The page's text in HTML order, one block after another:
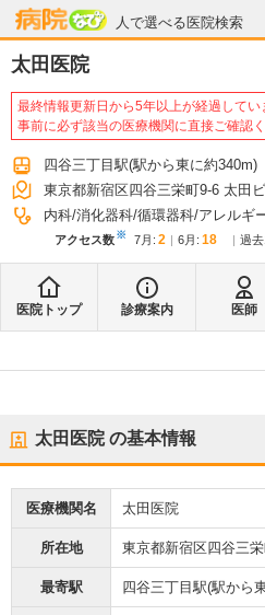
人で選べる医院検索
病院なび
太田医院
最終情報更新日から5年以上が経過してい
事前に必ず該当の医療機関に直接ご確認く
四谷三丁目駅(駅から東に約340m)
東京都新宿区四谷三栄町9-6 太田
内科 消化器科 循環器科 アレルギ
アクセス数※ 7月 : 2 6月 : 18 過
医院トップ 診療案内 医師
太田医院の基本情報
医療機関名 太田医院
所在地 東京都新宿区四谷三
最寄駅 四谷三丁目駅(駅から